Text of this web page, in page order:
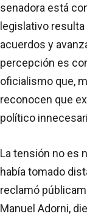
senadora está
legislativo
acuerdos y
percepción es
oficialismo que,
reconocen que
político
La tensión no es
había tomado
reclamó
Manuel Adorni,